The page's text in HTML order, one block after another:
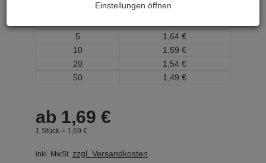
ab Menge
Preis je Stück
5
1, 64 €
10
1, 59 €
20
1, 54 €
50
1, 49 €
ab 1,69 €
1 Stück = 1, 69 €
inkl. MwSt. zzgl. Versandkosten
Einstellungen öffnen